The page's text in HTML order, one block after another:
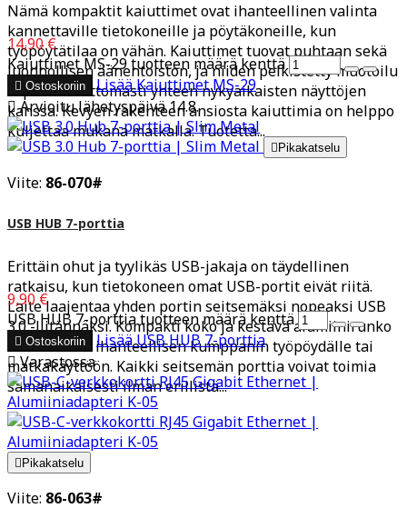
Nämä kompaktit kaiuttimet ovat ihanteellinen valinta
kannettaville tietokoneille ja pöytäkoneille, kun
työpöytätilaa on vähän. Kaiuttimet tuovat puhtaan sekä
luonnollisen äänentoiston, ja niiden pelkistetty muotoilu
sopii saumattomasti yhteen nykyaikaisten näyttöjen
kanssa. Kevyen rakenteen ansiosta kaiuttimia on helppo
kuljettaa mukana matkalla. Tuotetta...
14,90 €
Kaiuttimet MS-29 tuotteen määrä kenttä
 Ostoskoriin LisääKaiuttimet MS-29
Arvioitu lähetyspäivä 14.8.
 Pikakatselu
Viite: 86-070#
USB HUB 7-porttia
Erittäin ohut ja tyylikäs USB-jakaja on täydellinen
ratkaisu, kun tietokoneen omat USB-portit eivät riitä.
Laite laajentaa yhden portin seitsemäksi nopeaksi USB
3.0 -liitännäksi. Kompakti koko ja kestävä alumiinirunko
tekevät siitä ihanteellisen kumppanin työpöydälle tai
matkakäyttöön. Kaikki seitsemän porttia voivat toimia
samanaikaisesti ilman erillistä...
9,90 €
USB HUB 7-porttia tuotteen määrä kenttä
 Ostoskoriin LisääUSB HUB 7-porttia
Varastossa
 Pikakatselu
Viite: 86-063#